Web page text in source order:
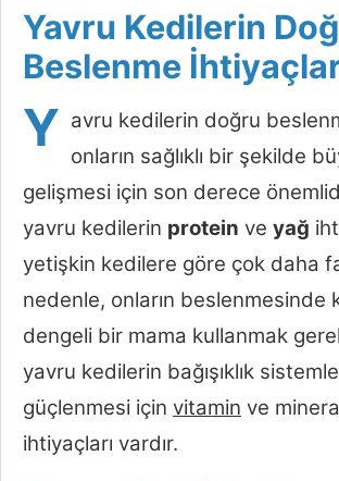
Yavru Kedilerin
Beslenme
Y avru kedilerin doğru
onların sağlıklı bir şekilde
gelişmesi için son derece
yavru kedilerin protein ve yağ
yetişkin kedilere göre çok daha
nedenle, onların beslenmesinde
dengeli bir mama kullanmak
yavru kedilerin bağışıklık
güçlenmesi için vitamin ve
ihtiyaçları vardır.